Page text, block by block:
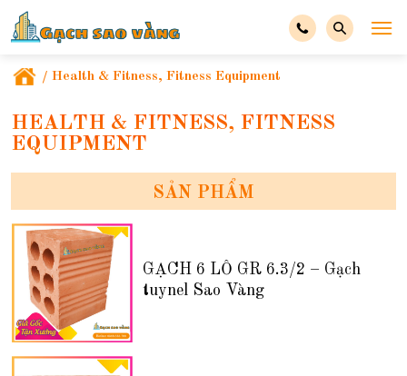
/ Health & Fitness, Fitness Equipment
HEALTH & FITNESS, FITNESS
EQUIPMENT
SẢN PHẨM
GẠCH 6 LỖ GR 6.3/2 – Gạch
tuynel Sao Vàng